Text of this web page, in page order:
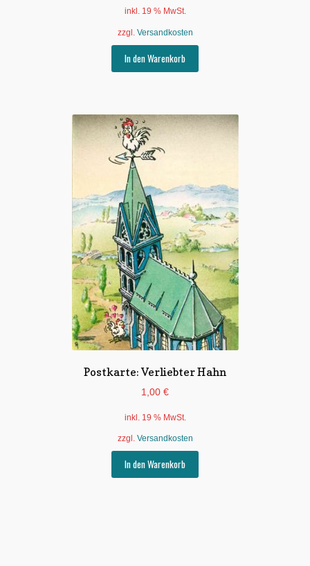
inkl. 19 % MwSt.
zzgl. Versandkosten
In den Warenkorb
Postkarte: Verliebter Hahn
1,00 €
inkl. 19 % MwSt.
zzgl. Versandkosten
In den Warenkorb